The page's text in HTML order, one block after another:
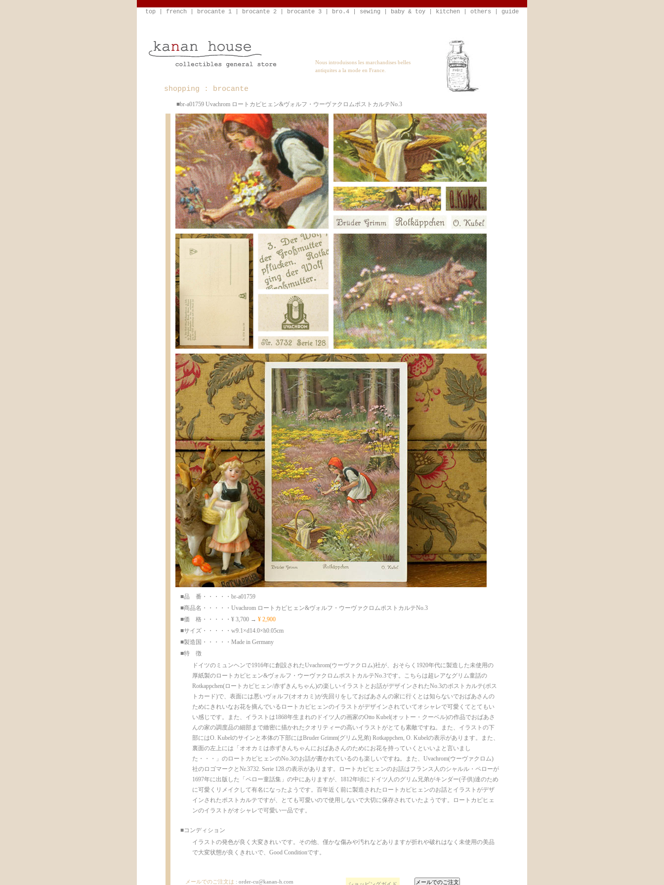
top french brocante 1 brocante 2 brocante 3 bro.4 sewing baby & toy kitchen others guide
Nous introduisons les marchandises belles
antiquites a la mode en France.
shopping : brocante
■br-a01759 Uvachrom ロートカピヒェン&ヴォルフ・ウーヴァクロムポストカルテNo.3
■品 番・・・・・br-a01759
■商品名・・・・・Uvachrom ロートカピヒェン&ヴォルフ・ウーヴァクロムポストカルテNo.3
■価 格・・・・・¥ 3,700 → ¥ 2,900
■サイズ・・・・・w9.1×d14.0×h0.05cm
■製造国・・・・・Made in Germany
■特 徴
ドイツのミュンヘンで1916年に創設されたUvachrom(ウーヴァクロム)社が、おそらく1920年代に製造した未使用の
厚紙製のロートカピヒェン&ヴォルフ・ウーヴァクロムポストカルテNo.3です。こちらは超レアなグリム童話の
Rotkappchen(ロートカピヒェン/赤ずきんちゃん)の楽しいイラストとお話がデザインされたNo.3のポストカルテ(ポス
トカード)で、表面には悪いヴォルフ(オオカミ)が先回りをしておばあさんの家に行くとは知らないでおばあさんの
ためにきれいなお花を摘んでいるロートカピヒェンのイラストがデザインされていてオシャレで可愛くてとてもい
い感じです。また、イラストは1868年生まれのドイツ人の画家のOtto Kubel(オットー・クーベル)の作品でおばあさ
んの家の調度品の細部まで緻密に描かれたクオリティーの高いイラストがとても素敵ですね。また、イラストの下
部にはO. Kubelのサインと本体の下部にはBruder Grimm(グリム兄弟) Rotkappchen, O. Kubelの表示があります。また、
裏面の左上には「オオカミは赤ずきんちゃんにおばあさんのためにお花を持っていくといいよと言いまし
た・・・」のロートカピヒェンのNo.3のお話が書かれているのも楽しいですね。また、Uvachrom(ウーヴァクロム)
社のロゴマークとNr.3732. Serie 128.の表示があります。ロートカピヒェンのお話はフランス人のシャルル・ペローが
1697年に出版した「ペロー童話集」の中にありますが、1812年頃にドイツ人のグリム兄弟がキンダー(子供)達のため
に可愛くリメイクして有名になったようです。百年近く前に製造されたロートカピヒェンのお話とイラストがデザ
インされたポストカルテですが、とても可愛いので使用しないで大切に保存されていたようです。ロートカピヒェ
ンのイラストがオシャレで可愛い一品です。
■コンディション
イラストの発色が良く大変きれいです。その他、僅かな傷みや汚れなどありますが折れや破れはなく未使用の美品
で大変状態が良くきれいで、Good Conditionです。
メールでのご注文は : order-cu@kanan-h.com